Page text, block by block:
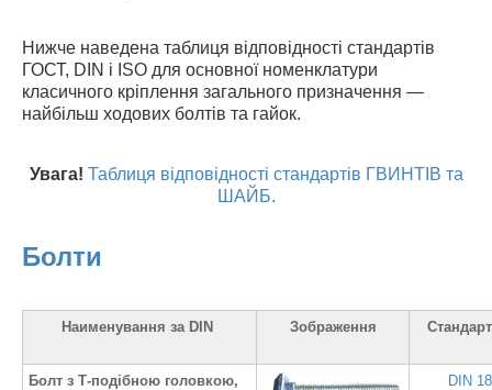
Нижче наведена таблиця відповідності стандартів
ГОСТ, DIN і ISO для основної номенклатури
класичного кріплення загального призначення —
найбільш ходових болтів та гайок.
Увага! Таблиця відповідності стандартів ГВИНТІВ та
ШАЙБ.
Болти
Наименування за DIN Зображення
Болт з Т-подібною головкою,
DIN